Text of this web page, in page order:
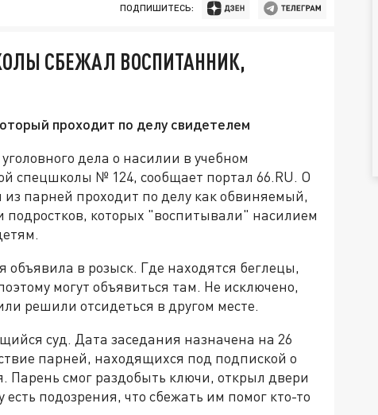
ПОДПИШИТЕСЬ:
СБЕЖАЛ ВОСПИТАННИК,
проходит по делу свидетелем
дела о насилии в учебном
спецшколы № 124, сообщает портал 66.RU. О
из парней проходит по делу как обвиняемый,
подростков, которых "воспитывали" насилием
в розыск. Где находятся беглецы,
могут объявиться там. Не исключено,
решили отсидеться в другом месте.
суд. Дата заседания назначена на 26
парней, находящихся под подпиской о
Парень смог раздобыть ключи, открыл двери
подозрения, что сбежать им помог кто-то